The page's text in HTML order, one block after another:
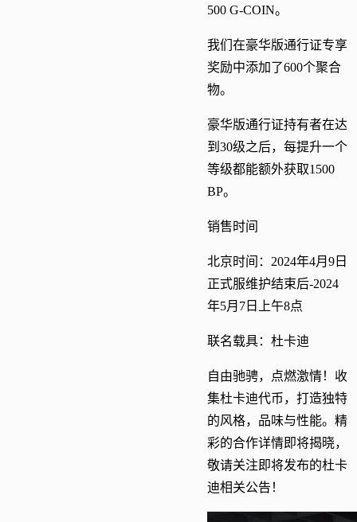
500 G-COIN。
我们在豪华版通行证专享
奖励中添加了600个聚合
物。
豪华版通行证持有者在达
到30级之后，每提升一个
等级都能额外获取1500
BP。
销售时间
北京时间：2024年4月9日
正式服维护结束后-2024
年5月7日上午8点
联名载具：杜卡迪
自由驰骋，点燃激情！收
集杜卡迪代币，打造独特
的风格，品味与性能。精
彩的合作详情即将揭晓，
敬请关注即将发布的杜卡
迪相关公告！